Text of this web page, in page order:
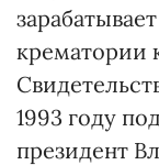
крематории
1993 году
президент